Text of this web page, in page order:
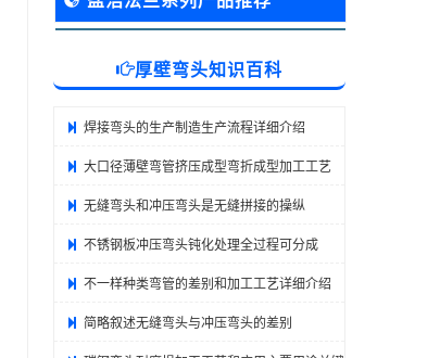
厚壁弯头知识百科
焊接弯头的生产制造生产流程详细介绍
大口径薄壁弯管挤压成型弯折成型加工工艺
无缝弯头和冲压弯头是无缝拼接的操纵
不锈钢板冲压弯头钝化处理全过程可分成
不一样种类弯管的差别和加工工艺详细介绍
简略叙述无缝弯头与冲压弯头的差别